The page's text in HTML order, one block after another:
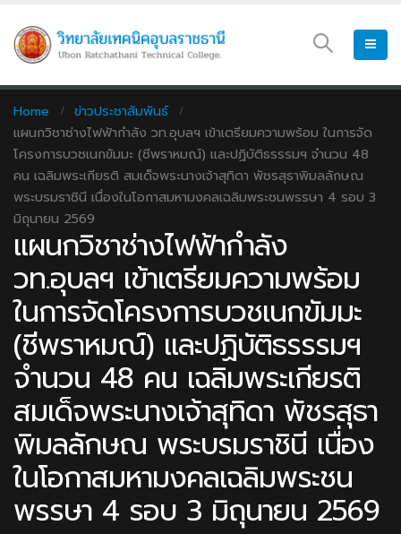
Home
ข่าวประชาสัมพันธ์
แผนกวิชาช่างไฟฟ้ากำลัง วท.อุบลฯ เข้าเตรียมความพร้อม ในการจัด
โครงการบวชเนกขัมมะ (ชีพราหมณ์) และปฏิบัติธรรรมฯ จำนวน 48
คน เฉลิมพระเกียรติ สมเด็จพระนางเจ้าสุทิดา พัชรสุธาพิมลลักษณ
พระบรมราชินี เนื่องในโอกาสมหามงคลเฉลิมพระชนพรรษา 4 รอบ 3
มิถุนายน 2569
แผนกวิชาช่างไฟฟ้ากำลัง
วท.อุบลฯ เข้าเตรียมความพร้อม
ในการจัดโครงการบวชเนกขัมมะ
(ชีพราหมณ์) และปฏิบัติธรรรมฯ
จำนวน 48 คน เฉลิมพระเกียรติ
สมเด็จพระนางเจ้าสุทิดา พัชรสุธา
พิมลลักษณ พระบรมราชินี เนื่อง
ในโอกาสมหามงคลเฉลิมพระชน
พรรษา 4 รอบ 3 มิถุนายน 2569